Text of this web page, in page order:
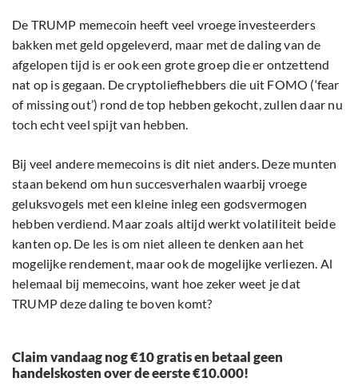
De TRUMP memecoin heeft veel vroege investeerders
bakken met geld opgeleverd, maar met de daling van de
afgelopen tijd is er ook een grote groep die er ontzettend
nat op is gegaan. De cryptoliefhebbers die uit FOMO (‘fear
of missing out’) rond de top hebben gekocht, zullen daar nu
toch echt veel spijt van hebben.
Bij veel andere memecoins is dit niet anders. Deze munten
staan bekend om hun succesverhalen waarbij vroege
geluksvogels met een kleine inleg een godsvermogen
hebben verdiend. Maar zoals altijd werkt volatiliteit beide
kanten op. De les is om niet alleen te denken aan het
mogelijke rendement, maar ook de mogelijke verliezen. Al
helemaal bij memecoins, want hoe zeker weet je dat
TRUMP deze daling te boven komt?
Claim vandaag nog €10 gratis en betaal geen
handelskosten over de eerste €10.000!